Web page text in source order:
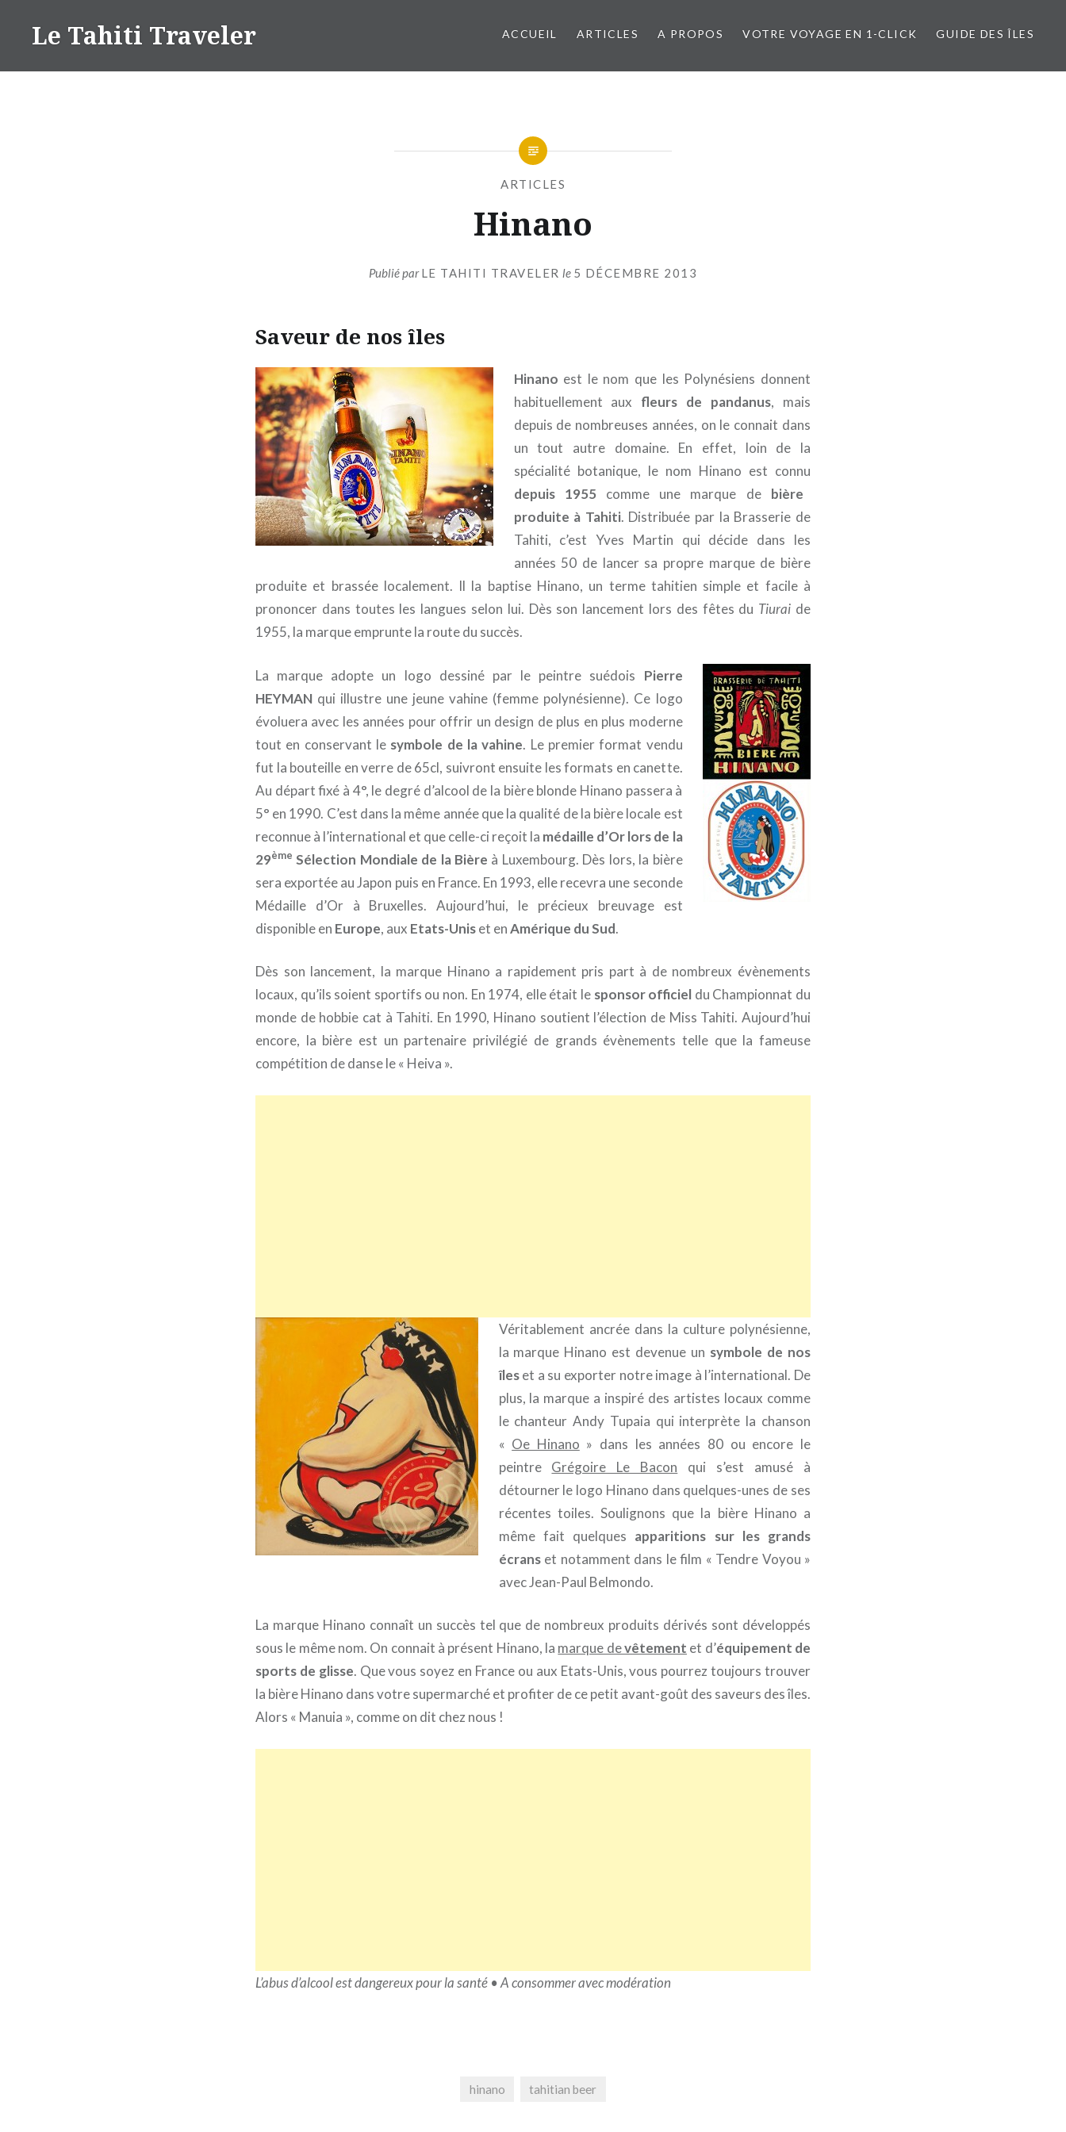
Le Tahiti Traveler ACCUEIL ARTICLES A PROPOS VOTRE VOYAGE EN 1-CLICK GUIDE DES ÎLES
ARTICLES
Hinano
Publié parLE TAHITI TRAVELER le 5 DÉCEMBRE 2013
Saveur de nos îles
Hinano est le nom que les Polynésiens donnent
habituellement aux fleurs de pandanus, mais
depuis de nombreuses années, on le connait dans
un tout autre domaine. En effet, loin de la
spécialité botanique, le nom Hinano est connu
depuis 1955 comme une marque de bière
produite à Tahiti. Distribuée par la Brasserie de
Tahiti, c’est Yves Martin qui décide dans les
années 50 de lancer sa propre marque de bière
produite et brassée localement. Il la baptise Hinano, un terme tahitien simple et facile à
prononcer dans toutes les langues selon lui. Dès son lancement lors des fêtes du Tiurai de
1955, la marque emprunte la route du succès.
La marque adopte un logo dessiné par le peintre suédois Pierre
HEYMAN qui illustre une jeune vahine (femme polynésienne). Ce logo
évoluera avec les années pour offrir un design de plus en plus moderne
tout en conservant lesymbole de la vahine. Le premier format vendu
fut la bouteille en verre de 65cl, suivront ensuite les formats en canette.
Au départ fixé à 4°, le degré d’alcool de la bière blonde Hinano passera à
5° en 1990. C’est dans la même année que la qualité de la bière locale est
reconnue à l’international et que celle-ci reçoit la médaille d’Or lors de la
29ème Sélection Mondiale de la Bière à Luxembourg. Dès lors, la bière
sera exportée au Japon puis en France. En 1993, elle recevra une seconde
Médaille d’Or à Bruxelles. Aujourd’hui, le précieux breuvage est
disponible en Europe, aux Etats-Uniset enAmérique du Sud.
Dès son lancement, la marque Hinano a rapidement pris part à de nombreux évènements
locaux, qu’ils soient sportifs ou non. En 1974, elle était le sponsor officiel du Championnat du
monde de hobbie cat à Tahiti. En 1990, Hinano soutient l’élection de Miss Tahiti. Aujourd’hui
encore, la bière est un partenaire privilégié de grands évènements telle que la fameuse
compétition de danse le « Heiva ».
Véritablement ancrée dans la culture polynésienne,
la marque Hinano est devenue un symbole de nos
îleset a su exporter notre image à l’international. De
plus, la marque a inspiré des artistes locaux comme
le chanteur Andy Tupaia qui interprète la chanson
« Oe Hinano » dans les années 80 ou encore le
peintre Grégoire Le Bacon qui s’est amusé à
détourner le logo Hinano dans quelques-unes de ses
récentes toiles. Soulignons que la bière Hinano a
même fait quelques apparitions sur les grands
écranset notamment dans le film « Tendre Voyou »
avec Jean-Paul Belmondo.
La marque Hinano connaît un succès tel que de nombreux produits dérivés sont développés
sous le même nom. On connait à présent Hinano, la marque devêtement et d’équipement de
sports de glisse. Que vous soyez en France ou aux Etats-Unis, vous pourrez toujours trouver
la bière Hinano dans votre supermarché et profiter de ce petit avant-goût des saveurs des îles.
Alors « Manuia », comme on dit chez nous !
L’abus d’alcool est dangereux pour la santé • A consommer avec modération
hinano tahitian beer